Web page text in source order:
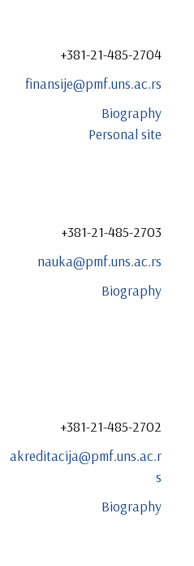
+381-21-485-2704
finansije@pmf.uns.ac.rs
Biography
Personal site
+381-21-485-2703
nauka@pmf.uns.ac.rs
Biography
+381-21-485-2702
akreditacija@pmf.uns.ac.r
s
Biography